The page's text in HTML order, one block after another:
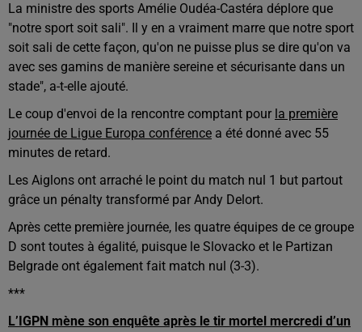
La ministre des sports Amélie Oudéa-Castéra déplore que
"notre sport soit sali". Il y en a vraiment marre que notre sport
soit sali de cette façon, qu'on ne puisse plus se dire qu'on va
avec ses gamins de manière sereine et sécurisante dans un
stade", a-t-elle ajouté.
Le coup d'envoi de la rencontre comptant pour la première
journée de Ligue Europa conférence a été donné avec 55
minutes de retard.
Les Aiglons ont arraché le point du match nul 1 but partout
grâce un pénalty transformé par Andy Delort.
Après cette première journée, les quatre équipes de ce groupe
D sont toutes à égalité, puisque le Slovacko et le Partizan
Belgrade ont également fait match nul (3-3).
***
L’IGPN mène son enquête après le tir mortel mercredi d’un